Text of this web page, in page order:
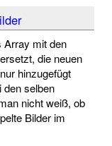
Array mit den
die neuen
hinzugefügt
den selben
nicht weiß, ob
Bilder im